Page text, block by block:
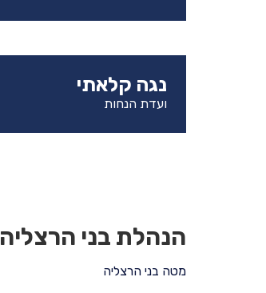
נגה קלאתי
ועדת הנחות
הנהלת בני הרצליה
מטה בני הרצליה